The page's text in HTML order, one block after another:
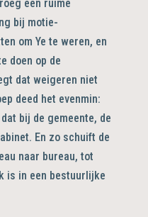
een ruime
bij motie-
om Ye te weren, en
doen op de
dat weigeren niet
deed het evenmin:
bij de gemeente, de
En zo schuift de
naar bureau, tot
is in een bestuurlijke